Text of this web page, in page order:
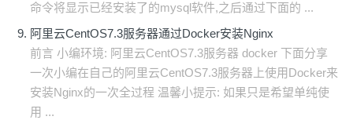
命令将显示已经安装了的mysql软件,之后通过下面的 ...
阿里云CentOS7.3服务器通过Docker安装Nginx
前言 小编环境: 阿里云CentOS7.3服务器 docker 下面分享
一次小编在自己的阿里云CentOS7.3服务器上使用Docker来
安装Nginx的一次全过程 温馨小提示: 如果只是希望单纯使
用 ...